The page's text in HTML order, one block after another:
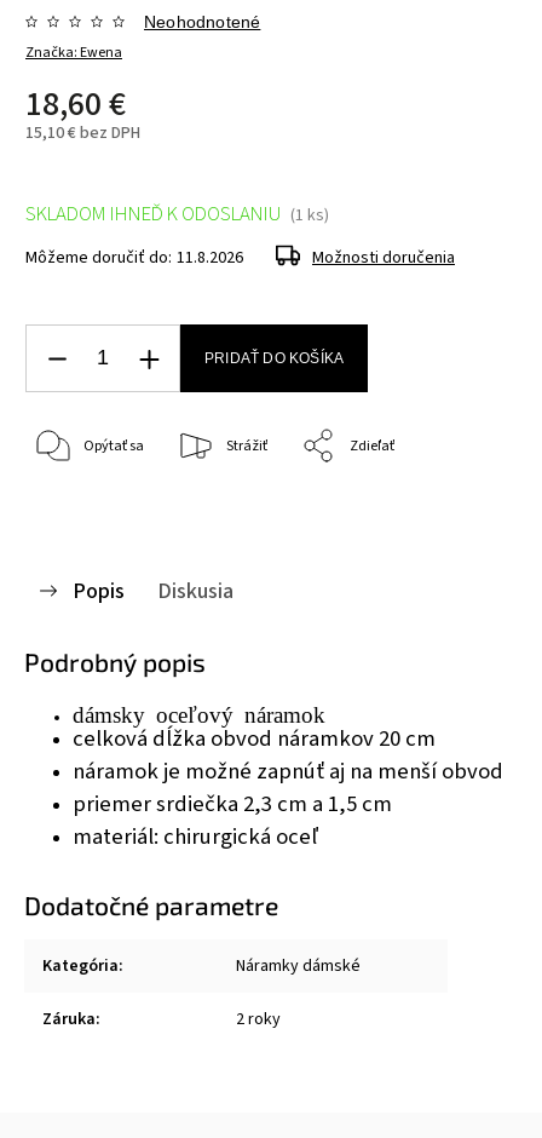
Značka:Ewena
Neohodnotené
18,60 €
15,10 € bez DPH
SKLADOM IHNEĎ K ODOSLANIU (1 ks)
Môžeme doručiť do: 11.8.2026 Možnosti doručenia
PRIDAŤ DO KOŠÍKA
Opýtať sa Strážiť Zdieľať
Popis Diskusia
Podrobný popis
dámsky oceľový náramok
celková dĺžka obvod náramkov 20 cm
náramok je možné zapnúť aj na menší obvod
priemer srdiečka 2,3 cm a 1,5 cm
materiál: chirurgická oceľ
Dodatočné parametre
Kategória: Náramky dámské
Záruka: 2 roky